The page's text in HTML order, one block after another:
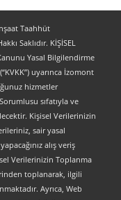
Taahhüt
Saklıdır. KİŞİSEL
Yasal Bilgilendirme
uyarınca İzomont
hizmetler
sıfatıyla ve
Kişisel Verilerinizin
sair yasal
alış veriş
Verilerinizin Toplanma
toplanarak, ilgili
Ayrıca, Web